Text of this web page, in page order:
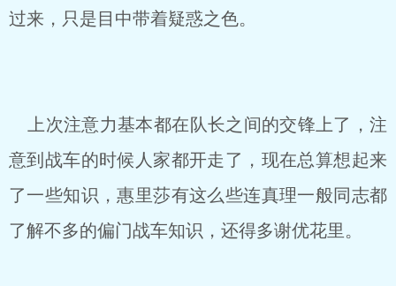
过来，只是目中带着疑惑之色。
上次注意力基本都在队长之间的交锋上了，注
意到战车的时候人家都开走了，现在总算想起来
了一些知识，惠里莎有这么些连真理一般同志都
了解不多的偏门战车知识，还得多谢优花里。